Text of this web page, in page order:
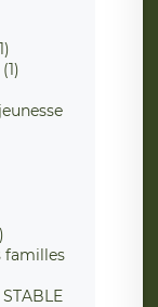
familles